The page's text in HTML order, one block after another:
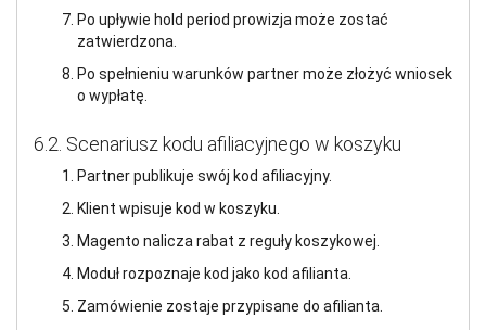
Po upływie hold period prowizja może zostać
zatwierdzona.
Po spełnieniu warunków partner może złożyć wniosek
o wypłatę.
6.2. Scenariusz kodu afiliacyjnego w koszyku
Partner publikuje swój kod afiliacyjny.
Klient wpisuje kod w koszyku.
Magento nalicza rabat z reguły koszykowej.
Moduł rozpoznaje kod jako kod afilianta.
Zamówienie zostaje przypisane do afilianta.